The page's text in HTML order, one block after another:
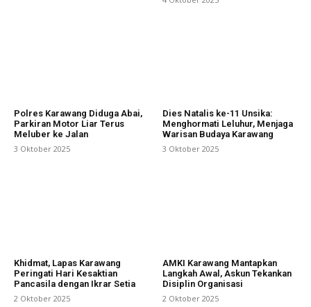
Polres Karawang Diduga Abai,
Parkiran Motor Liar Terus
Meluber ke Jalan
3 Oktober 2025
Dies Natalis ke-11 Unsika:
Menghormati Leluhur, Menjaga
Warisan Budaya Karawang
3 Oktober 2025
Khidmat, Lapas Karawang
Peringati Hari Kesaktian
Pancasila dengan Ikrar Setia
2 Oktober 2025
AMKI Karawang Mantapkan
Langkah Awal, Askun Tekankan
Disiplin Organisasi
2 Oktober 2025